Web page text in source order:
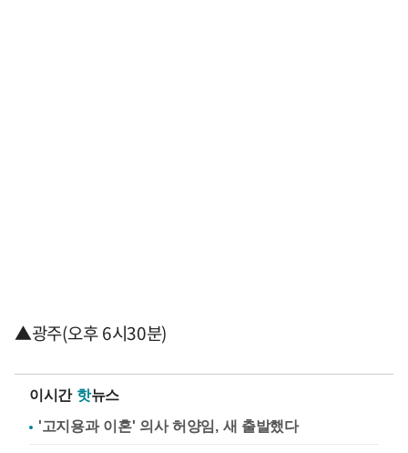
▲광주(오후 6시30분)
이시간 핫뉴스
'고지용과 이혼' 의사 허양임, 새 출발했다